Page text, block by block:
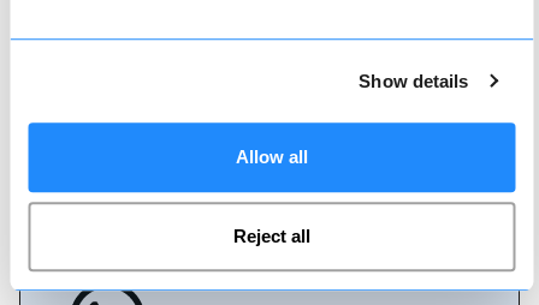
Show details
Allow all
Reject all
Live chat